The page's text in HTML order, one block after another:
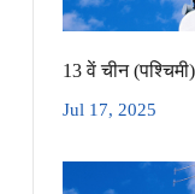
13 वें चीन
Jul 17, 2025